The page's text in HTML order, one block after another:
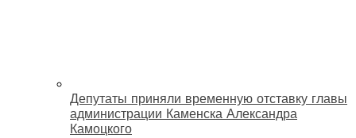
Депутаты приняли временную отставку главы
администрации Каменска Александра
Камоцкого